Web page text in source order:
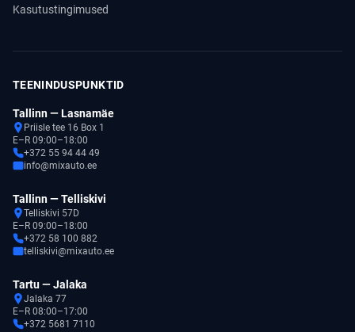
Kasutustingimused
TEENINDUSPUNKTID
Tallinn — Lasnamäe
Priisle tee 16 Box 1
E–R 09:00–18:00
+372 55 94 44 49
info@mixauto.ee
Tallinn — Telliskivi
Telliskivi 57D
E–R 09:00–18:00
+372 58 100 882
telliskivi@mixauto.ee
Tartu — Jalaka
Jalaka 77
E–R 08:00–17:00
+372 5681 7110